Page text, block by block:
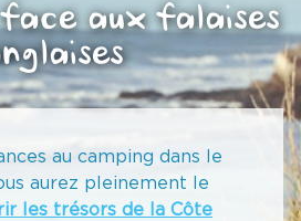
aux falaises
au camping dans le
aurez pleinement le
les trésors de la Côte